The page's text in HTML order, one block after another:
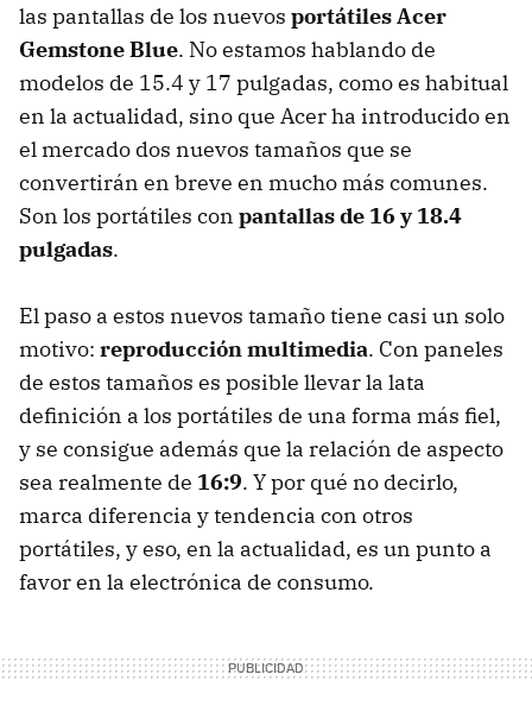
las pantallas de los nuevos portátiles Acer
Gemstone Blue. No estamos hablando de
modelos de 15.4 y 17 pulgadas, como es habitual
en la actualidad, sino que Acer ha introducido en
el mercado dos nuevos tamaños que se
convertirán en breve en mucho más comunes.
Son los portátiles con pantallas de 16 y 18.4
pulgadas.
El paso a estos nuevos tamaño tiene casi un solo
motivo: reproducción multimedia. Con paneles
de estos tamaños es posible llevar la lata
definición a los portátiles de una forma más fiel,
y se consigue además que la relación de aspecto
sea realmente de 16:9. Y por qué no decirlo,
marca diferencia y tendencia con otros
portátiles, y eso, en la actualidad, es un punto a
favor en la electrónica de consumo.